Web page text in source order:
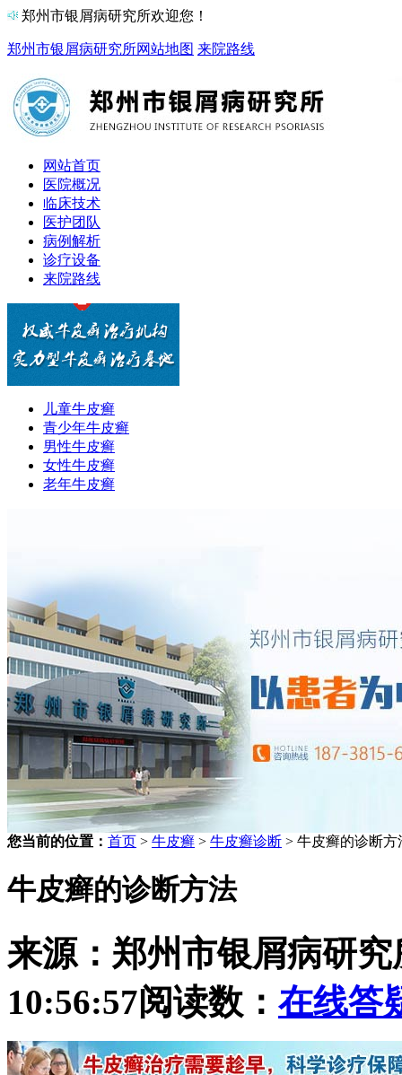
郑州市银屑病研究所欢迎您！
郑州市银屑病研究所网站地图 来院路线
网站首页
医院概况
临床技术
医护团队
病例解析
诊疗设备
来院路线
儿童牛皮癣
青少年牛皮癣
男性牛皮癣
女性牛皮癣
老年牛皮癣
您当前的位置： 首页 > 牛皮癣 > 牛皮癣诊断 > 牛皮癣的诊断方
牛皮癣的诊断方法
来源：郑州市银屑病研究
10:56:57阅读数： 在线答